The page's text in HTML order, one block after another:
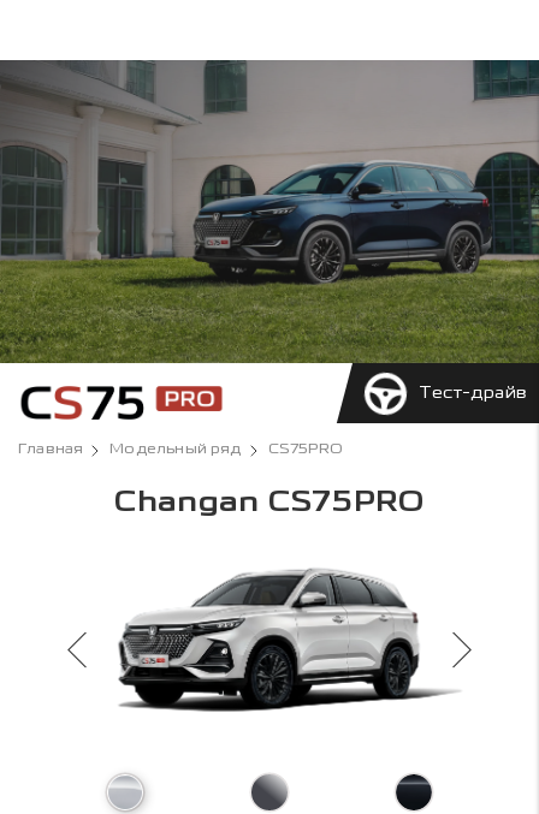
Тест-драйв
Главная Модельный ряд CS75PRO
Changan CS75PRO